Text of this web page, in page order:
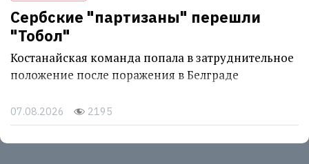
Сербские "партизаны" перешли
"Тобол"
Костанайская команда попала в затруднительное
положение после поражения в Белграде
07.08.2026 2195